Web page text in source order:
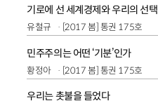
기로에 선 세계경제와 우리의 선택
유철규 [2017 봄] 통권 175호
민주주의는 어떤 ‘기분’인가
황정아 [2017 봄] 통권 175호
우리는 촛불을 들었다